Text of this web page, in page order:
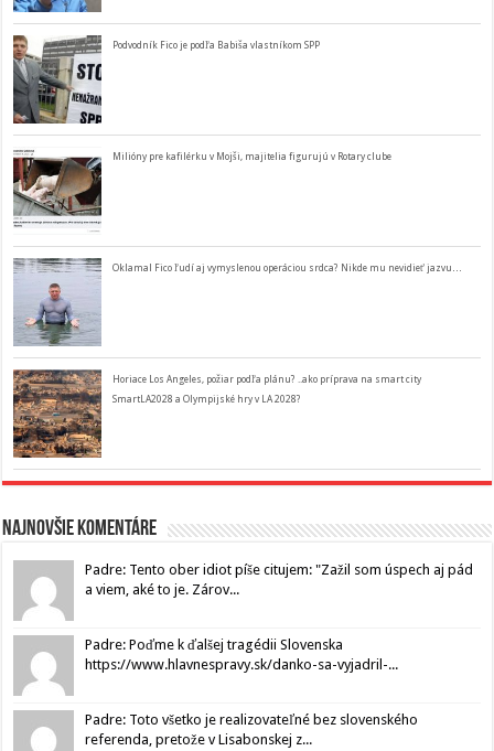
Podvodník Fico je podľa Babiša vlastníkom SPP
Milióny pre kafilérku v Mojši, majitelia figurujú v Rotary clube
Oklamal Fico ľudí aj vymyslenou operáciou srdca? Nikde mu nevidieť jazvu…
Horiace Los Angeles, požiar podľa plánu? ..ako príprava na smart city
SmartLA2028 a Olympijské hry v LA 2028?
Najnovšie komentáre
Padre: Tento ober idiot píše citujem: "Zažil som úspech aj pád
a viem, aké to je. Zárov...
Padre: Poďme k ďalšej tragédii Slovenska
https://www.hlavnespravy.sk/danko-sa-vyjadril-...
Padre: Toto všetko je realizovateľné bez slovenského
referenda, pretože v Lisabonskej z...